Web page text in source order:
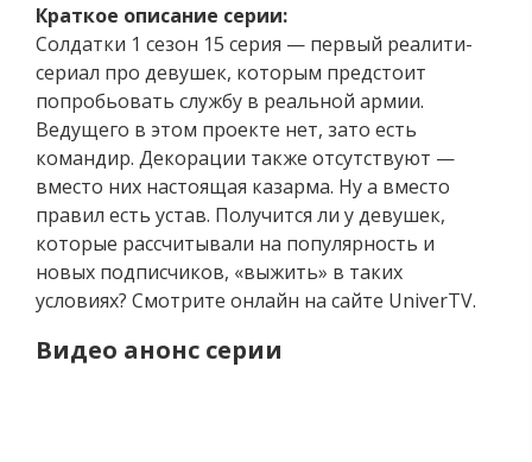
Краткое описание серии:
Солдатки 1 сезон 15 серия — первый реалити-
сериал про девушек, которым предстоит
попробьовать службу в реальной армии.
Ведущего в этом проекте нет, зато есть
командир. Декорации также отсутствуют —
вместо них настоящая казарма. Ну а вместо
правил есть устав. Получится ли у девушек,
которые рассчитывали на популярность и
новых подписчиков, «выжить» в таких
условиях? Смотрите онлайн на сайте UniverTV.
Видео анонс серии